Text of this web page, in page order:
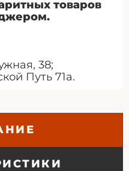
товаров
38;
Путь 71а.